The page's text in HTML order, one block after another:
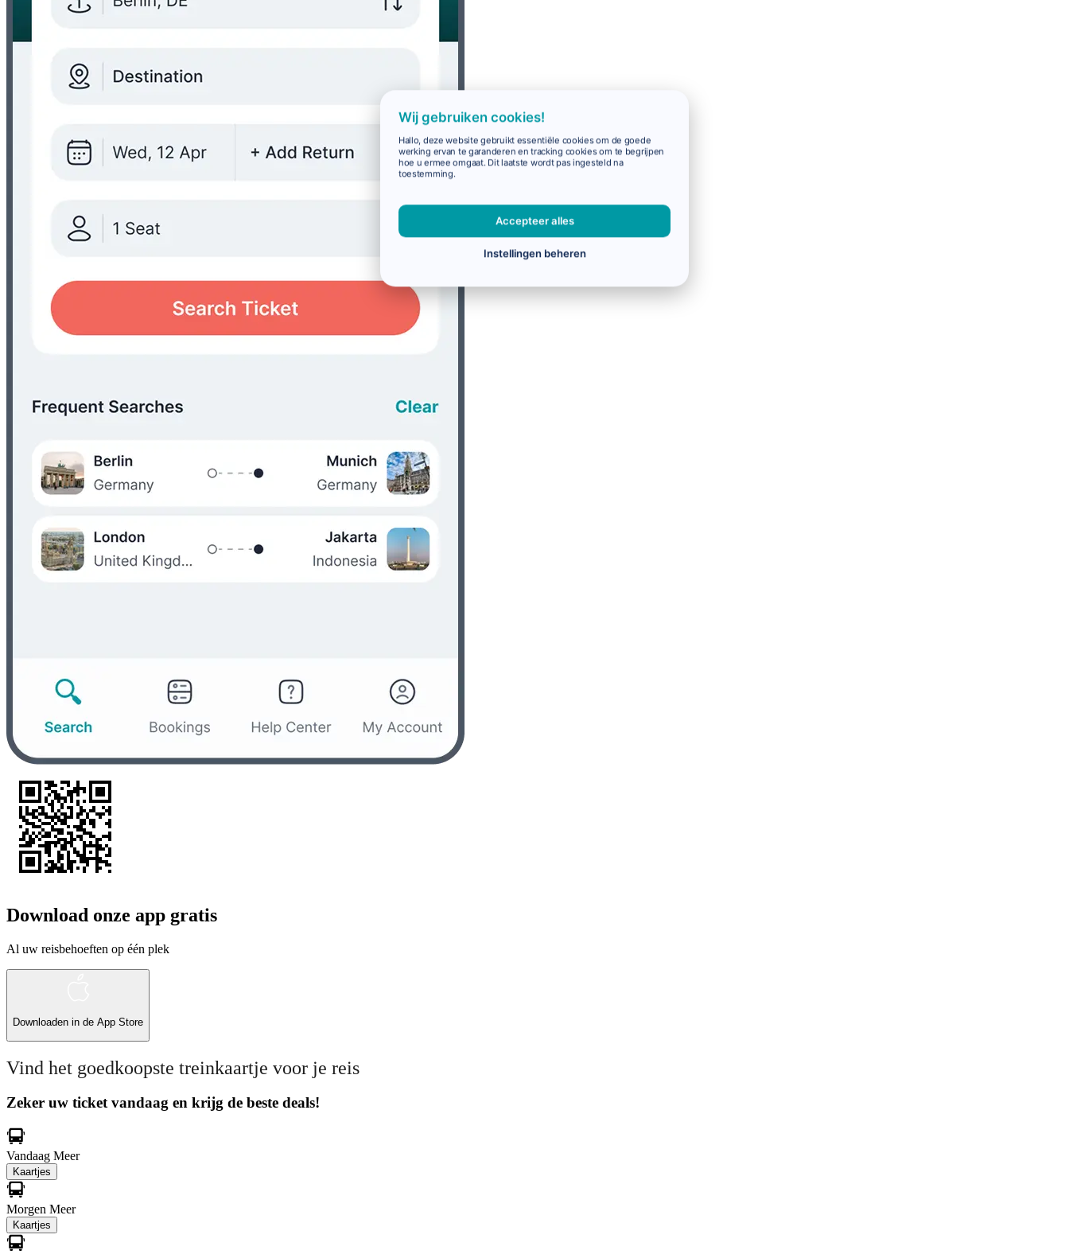
Download onze app gratis
Al uw reisbehoeften op één plek
Downloaden in de App Store
Vind het goedkoopste treinkaartje voor je reis
Zeker uw ticket vandaag en krijg de beste deals!
Vandaag Meer
Kaartjes
Morgen Meer
Kaartjes
Wij gebruiken cookies!
Hallo, deze website gebruikt essentiële cookies om de goede
werking ervan te garanderen en tracking cookies om te begrijpen
hoe u ermee omgaat. Dit laatste wordt pas ingesteld na
toestemming.
Accepteer alles
Instellingen beheren